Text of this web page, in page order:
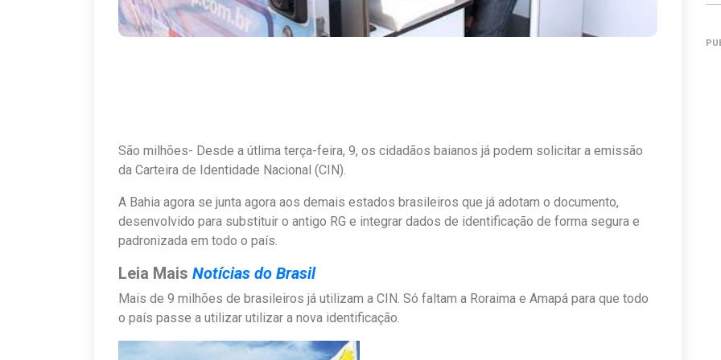
São milhões- Desde a útlima terça-feira, 9, os cidadãos baianos já podem solicitar a emissão
da Carteira de Identidade Nacional (CIN).
A Bahia agora se junta agora aos demais estados brasileiros que já adotam o documento,
desenvolvido para substituir o antigo RG e integrar dados de identificação de forma segura e
padronizada em todo o país.
Leia Mais Notícias do Brasil
Mais de 9 milhões de brasileiros já utilizam a CIN. Só faltam a Roraima e Amapá para que todo
o país passe a utilizar utilizar a nova identificação.